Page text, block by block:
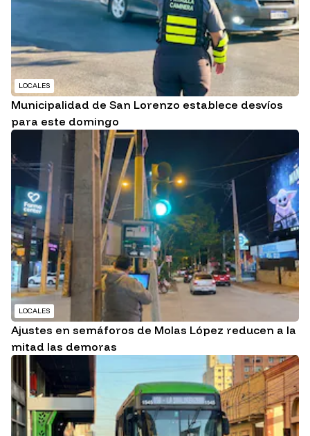
LOCALES
Municipalidad de San Lorenzo establece desvíos
para este domingo
LOCALES
Ajustes en semáforos de Molas López reducen a la
mitad las demoras